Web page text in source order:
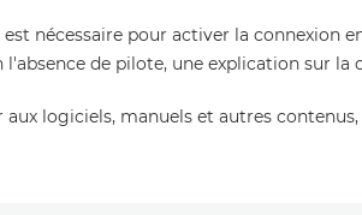
nécessaire pour activer la
de pilote, une explication sur
aux logiciels, manuels et autres